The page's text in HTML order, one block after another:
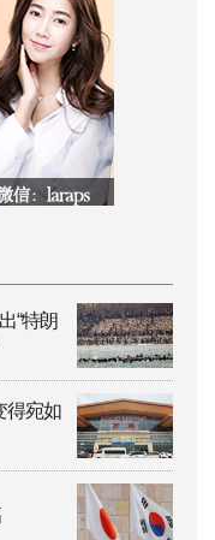
“特朗
得宛如